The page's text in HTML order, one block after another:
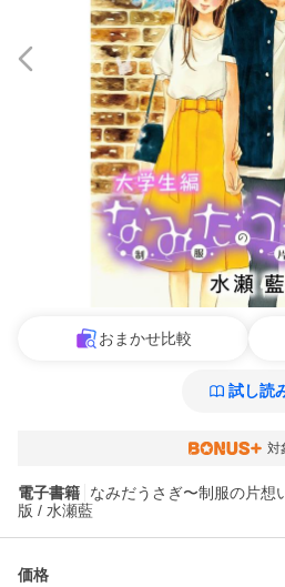
おまかせ比較
試し読
対
電子書籍
なみだうさぎ〜制服の片想
版 / 水瀬藍
価格